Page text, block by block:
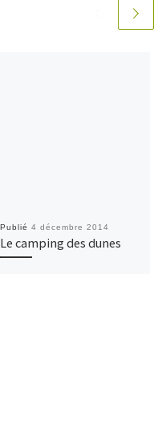
Publié 4 décembre 2014
Le camping des dunes